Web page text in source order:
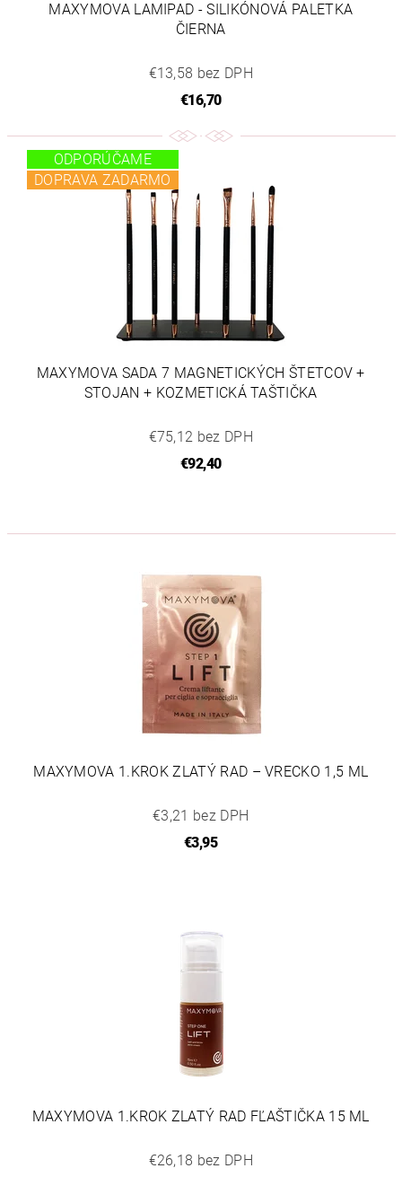
MAXYMOVA LAMIPAD - SILIKÓNOVÁ PALETKA
ČIERNA
€13,58 bez DPH
€16,70
ODPORÚČAME
DOPRAVA ZADARMO
MAXYMOVA SADA 7 MAGNETICKÝCH ŠTETCOV +
STOJAN + KOZMETICKÁ TAŠTIČKA
€75,12 bez DPH
€92,40
MAXYMOVA 1.KROK ZLATÝ RAD – VRECKO 1,5 ML
€3,21 bez DPH
€3,95
MAXYMOVA 1.KROK ZLATÝ RAD FĽAŠTIČKA 15 ML
€26,18 bez DPH